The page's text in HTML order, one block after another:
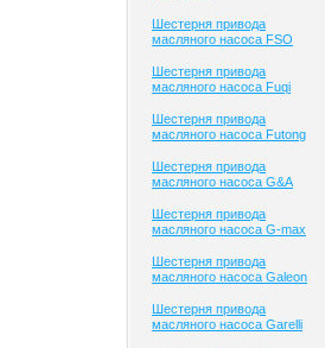
Шестерня привода
масляного насоса FSO
Шестерня привода
масляного насоса Fuqi
Шестерня привода
масляного насоса Futong
Шестерня привода
масляного насоса G&A
Шестерня привода
масляного насоса G-max
Шестерня привода
масляного насоса Galeon
Шестерня привода
масляного насоса Garelli